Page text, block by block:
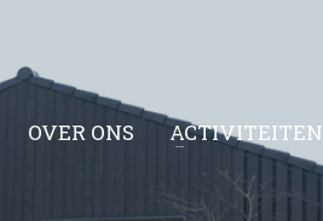
OVER ONS ACTIVITEITEN